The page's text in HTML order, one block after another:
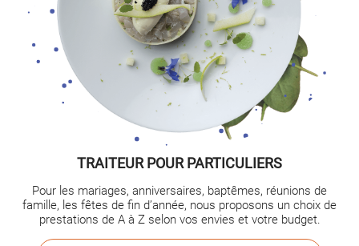
TRAITEUR POUR PARTICULIERS
Pour les mariages, anniversaires, baptêmes, réunions de
famille, les fêtes de fin d’année, nous proposons un choix de
prestations de A à Z selon vos envies et votre budget.